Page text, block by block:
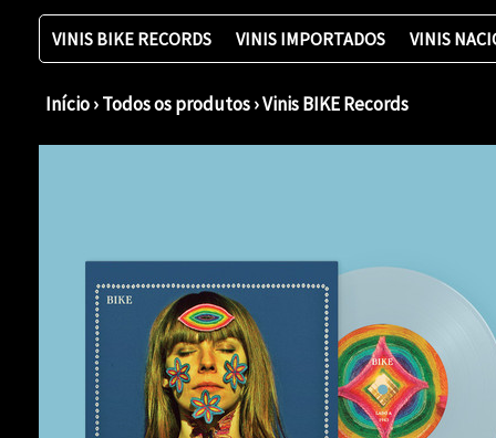
VINIS BIKE RECORDS VINIS IMPORTADOS VINIS
Início›Todos os produtos›Vinis BIKE Records